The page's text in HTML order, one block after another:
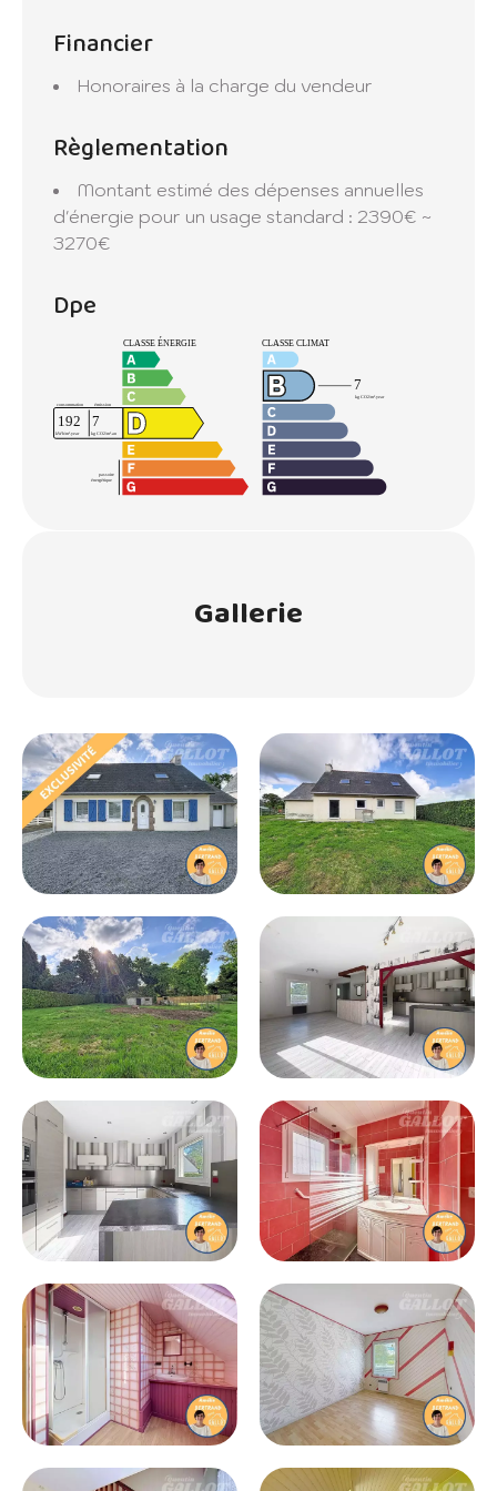
Financier
Honoraires à la charge du vendeur
Règlementation
Montant estimé des dépenses annuelles
d'énergie pour un usage standard : 2390€ ~
3270€
Dpe
Gallerie